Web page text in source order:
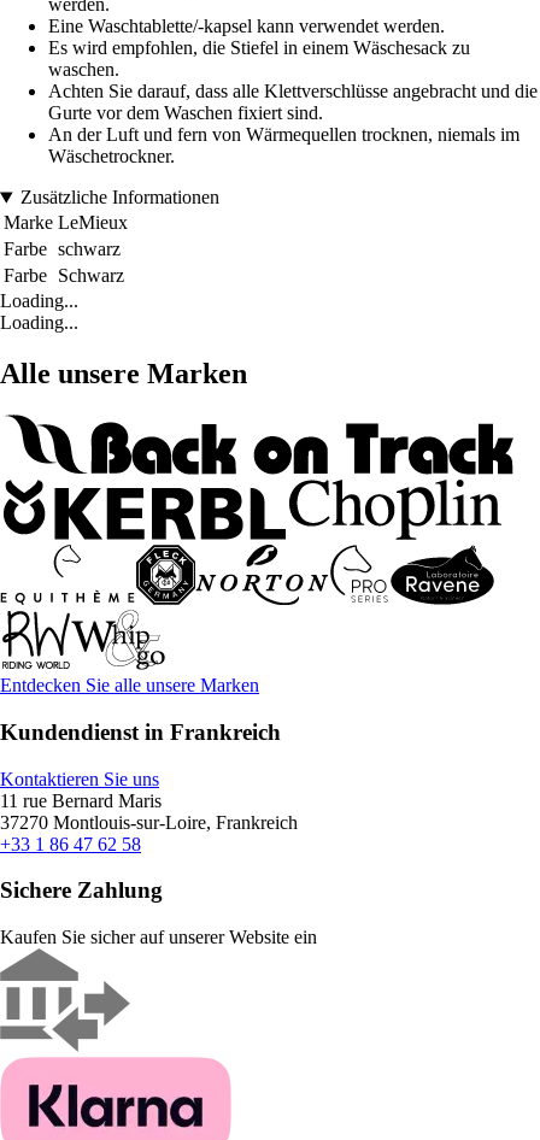
werden.
Eine Waschtablette/-kapsel kann verwendet werden.
Es wird empfohlen, die Stiefel in einem Wäschesack zu
waschen.
Achten Sie darauf, dass alle Klettverschlüsse angebracht und die
Gurte vor dem Waschen fixiert sind.
An der Luft und fern von Wärmequellen trocknen, niemals im
Wäschetrockner.
Zusätzliche Informationen
Marke LeMieux
Farbe schwarz
Farbe Schwarz
Loading...
Loading...
Alle unsere Marken
Entdecken Sie alle unsere Marken
Kundendienst in Frankreich
Kontaktieren Sie uns
11 rue Bernard Maris
37270 Montlouis-sur-Loire, Frankreich
+33 1 86 47 62 58
Sichere Zahlung
Kaufen Sie sicher auf unserer Website ein